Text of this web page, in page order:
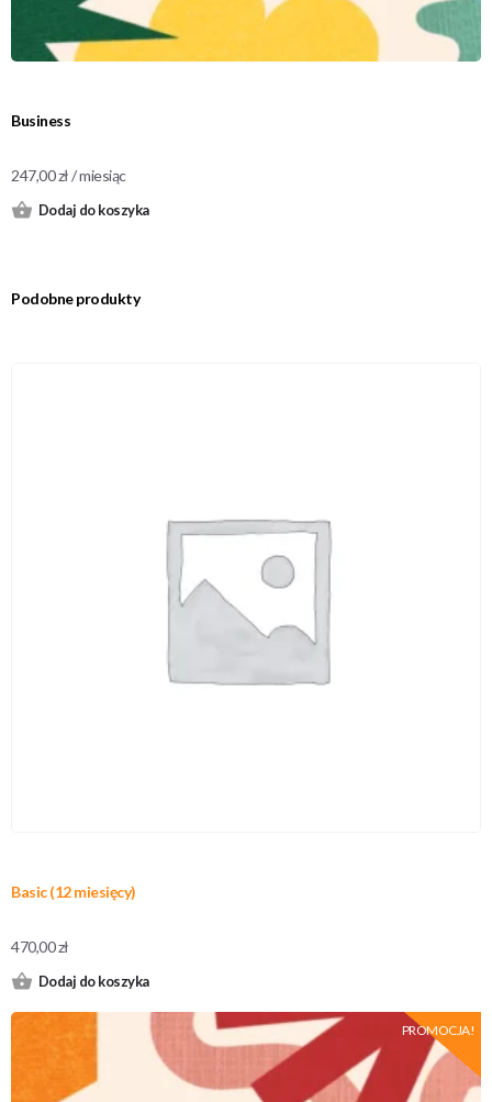
Business
247,00zł/ miesiąc
Dodaj do koszyka
Podobne produkty
Basic (12 miesięcy)
470,00zł
Dodaj do koszyka
PROMOCJA!